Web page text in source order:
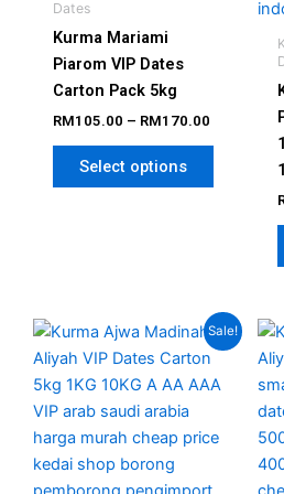
Dates
Kurma Mariami
Piarom VIP Dates
Carton Pack 5kg
RM105.00 – RM170.00
Select options
Sale!
Price
range:
RM100.00
through
RM250.00
This
product
has
multiple
variants.
options